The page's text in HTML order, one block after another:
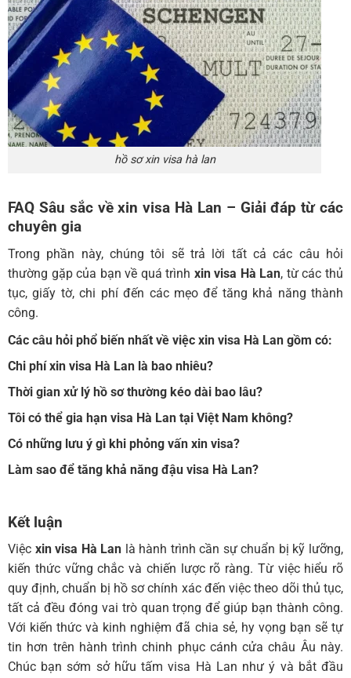
hồ sơ xin visa hà lan
FAQ Sâu sắc về xin visa Hà Lan – Giải đáp từ các
chuyên gia
Trong phần này, chúng tôi sẽ trả lời tất cả các câu hỏi
thường gặp của bạn về quá trình xin visa Hà Lan, từ các thủ
tục, giấy tờ, chi phí đến các mẹo để tăng khả năng thành
công.
Các câu hỏi phổ biến nhất về việc xin visa Hà Lan gồm có:
Chi phíxin visa Hà Lan là bao nhiêu?
Thời gian xử lý hồ sơ thường kéo dài bao lâu?
Tôi có thể gia hạn visa Hà Lan tại Việt Nam không?
Có những lưu ý gì khi phỏng vấn xin visa?
Làm sao để tăng khả năng đậu visa Hà Lan?
Kết luận
Việc xin visa Hà Lan là hành trình cần sự chuẩn bị kỹ lưỡng,
kiến thức vững chắc và chiến lược rõ ràng. Từ việc hiểu rõ
quy định, chuẩn bị hồ sơ chính xác đến việc theo dõi thủ tục,
tất cả đều đóng vai trò quan trọng để giúp bạn thành công.
Với kiến thức và kinh nghiệm đã chia sẻ, hy vọng bạn sẽ tự
tin hơn trên hành trình chinh phục cánh cửa châu Âu này.
Chúc bạn sớm sở hữu tấm visa Hà Lan như ý và bắt đầu